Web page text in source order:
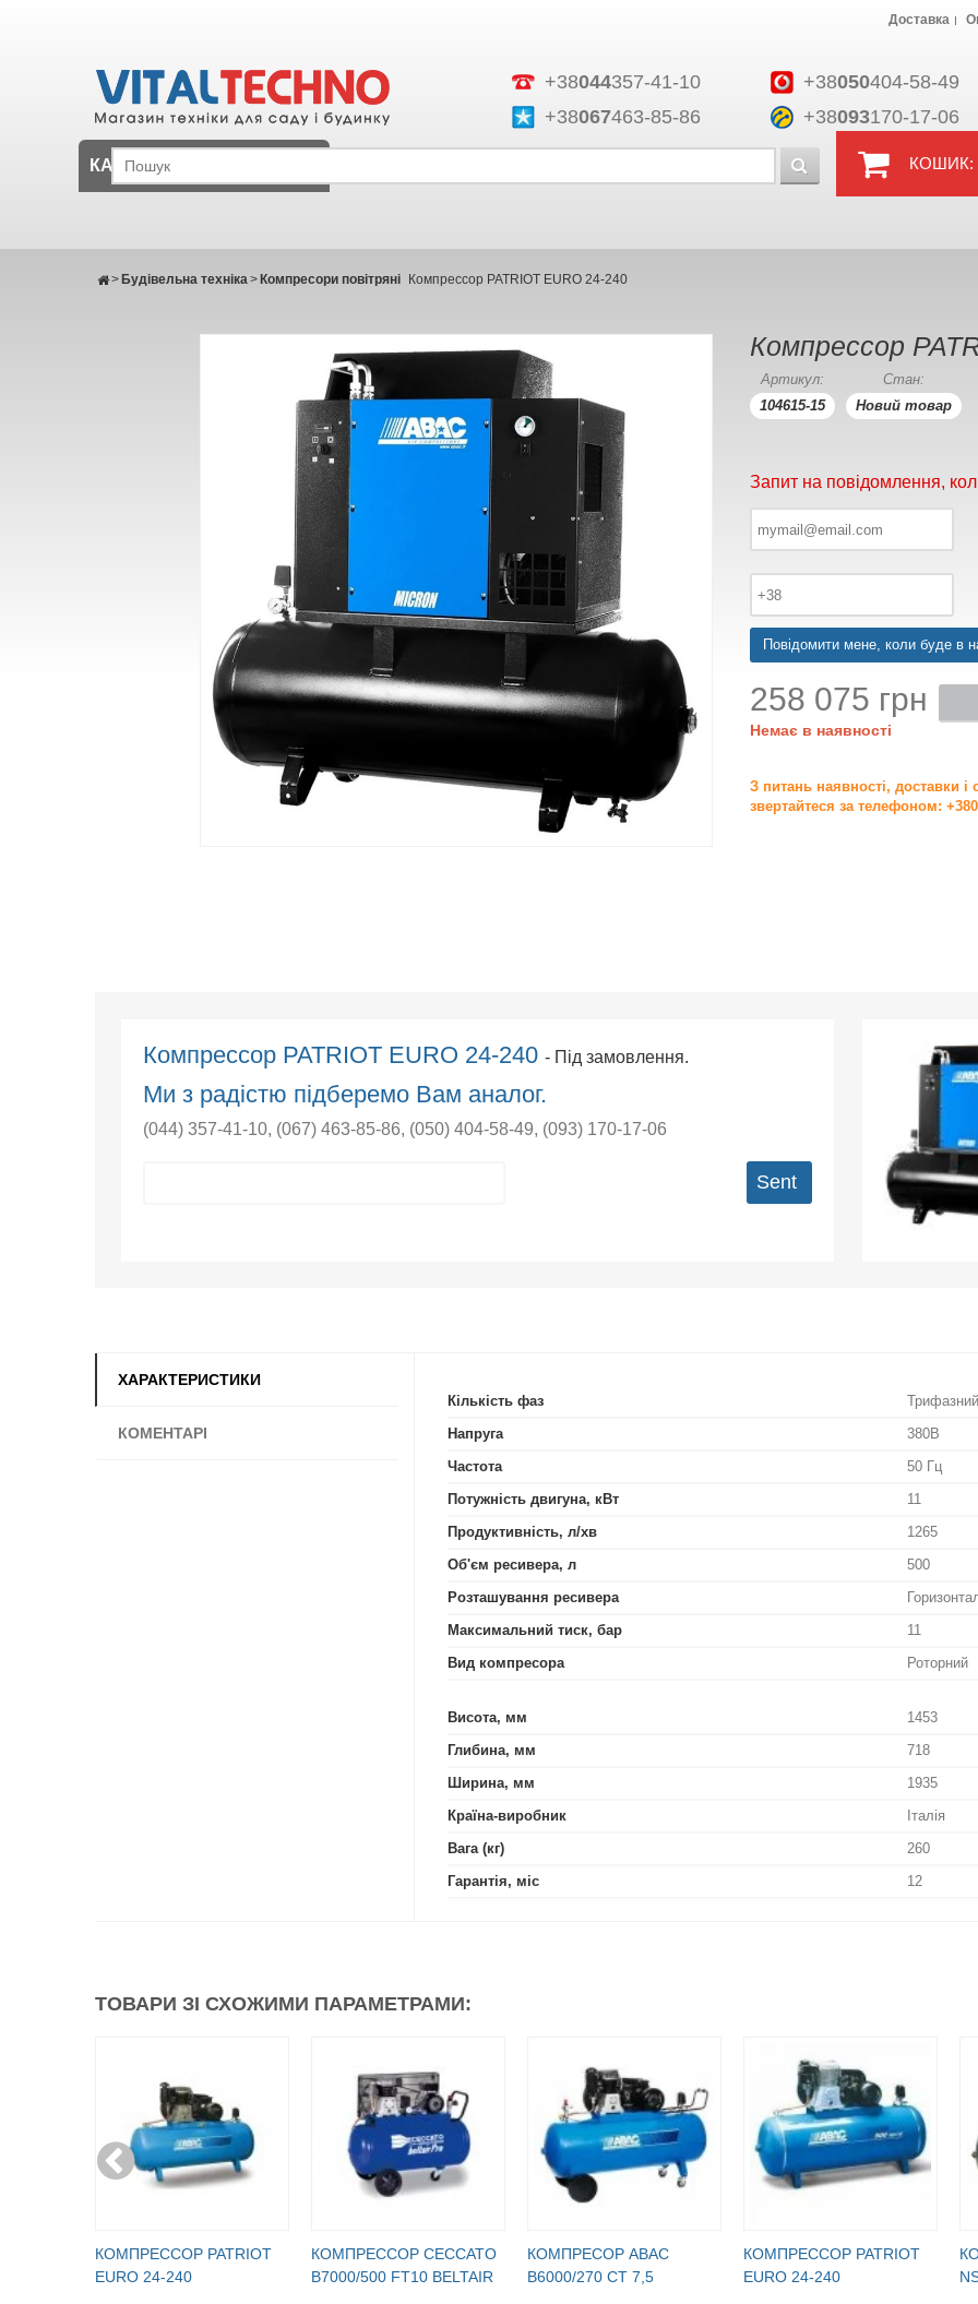
+38044357-41-10 +38050404-58-49
+38067463-85-86 +38093170-17-06
Доставка
КОШИК:
КАТАЛОГ
Будівельна техніка
> Компресори повітряні
> Компрессор PATRIOT EURO 24-240
Компрессор
Артикул:
104615-15
Стан:
Новий товар
Запит на повідомлення,
Повідомити мене, коли буде в
258 075 грн
Немає в наявності
З питань наявності, доставки і
звертайтеся за телефоном:
Компрессор PATRIOT EURO 24-240- Під замовлення.
Ми з радістю підберемо Вам аналог.
(044) 357-41-10, (067) 463-85-86, (050) 404-58-49, (093) 170-17-06
Sent
ХАРАКТЕРИСТИКИ
КОМЕНТАРІ
Кількість фаз
Трифазний
Напруга
380В
Частота
50 Гц
Потужність двигуна, кВт
11
Продуктивність, л/хв
1265
Об'єм ресивера, л
500
Розташування ресивера
Максимальний тиск, бар
11
Вид компресора
Роторний
Висота, мм
1453
Глибина, мм
718
Ширина, мм
1935
Країна-виробник
Італія
Вага (кг)
260
Гарантія, міс
12
ТОВАРИ ЗІ СХОЖИМИ ПАРАМЕТРАМИ:
КОМПРЕССОР PATRIOT
EURO 24-240
КОМПРЕССОР CECCATO
B7000/500 FT10 BELTAIR
КОМПРЕСОР ABAC
B6000/270 CT 7,5
КОМПРЕССОР PATRIOT
EURO 24-240